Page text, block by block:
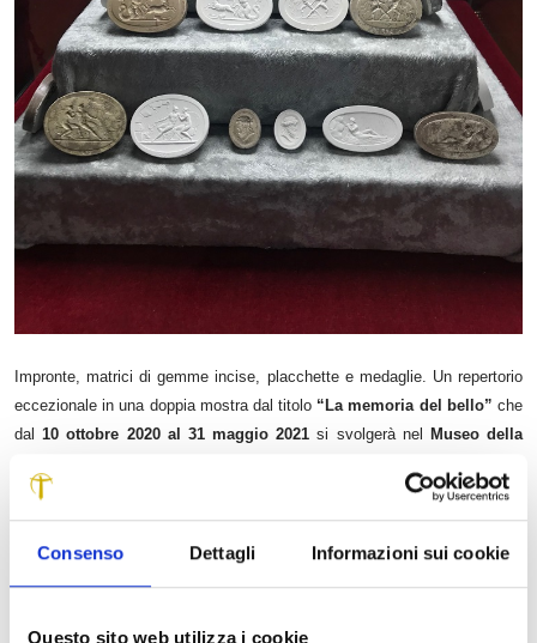
Consenso Dettagli Informazioni sui cookie
Questo sito web utilizza i cookie
Impronte, matrici di gemme incise, placchette e medaglie. Un repertorio
eccezionale in una doppia mostra dal titolo “La memoria del bello” che
dal10 ottobre 2020 al 31 maggio 2021 si svolgerà nel
Museo della
Francesco
Risparmio di Lucca
hanno dato vita qui a un’esposizione molto
particolare, con una storia altrettanto singolare. Il repertorio infatti è